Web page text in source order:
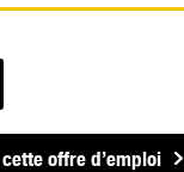
offre d’emploi